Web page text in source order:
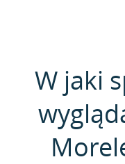
W jaki